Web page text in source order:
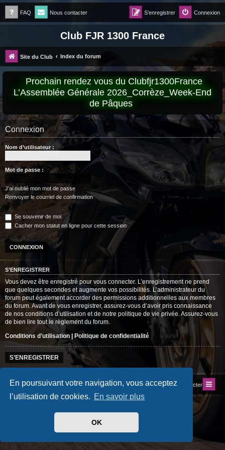
En poursuivant votre navigation, vous acceptez
l’utilisation de cookies. En savoir plus
OK
FAQ Nous contacter Connexion
S’enregistrer
Club FJR 1300 France
Site du Club Index du forum
Prochain rendez vous du Clubfjr1300France
L’Assemblée Générale 2026_Corrèze_Week-End
de Pâques
Connexion
Nom d’utilisateur :
Mot de passe :
J’ai oublié mon mot de passe
Renvoyer le courriel de confirmation
Se souvenir de moi
Cacher mon statut en ligne pour cette session
S’ENREGISTRER
Vous devez être enregistré pour vous connecter. L’enregistrement ne prend
que quelques secondes et augmente vos possibilités. L’administrateur du
forum peut également accorder des permissions additionnelles aux membres
du forum. Avant de vous enregistrer, assurez-vous d’avoir pris connaissance
de nos conditions d’utilisation et de notre politique de vie privée. Assurez-vous
de bien lire tout le règlement du forum.
Conditions d’utilisation | Politique de confidentialité
S’ENREGISTRER
Site du Club Index du forum Nous contacter
phpBB-fr.com
» V 1.6.0
Conditions